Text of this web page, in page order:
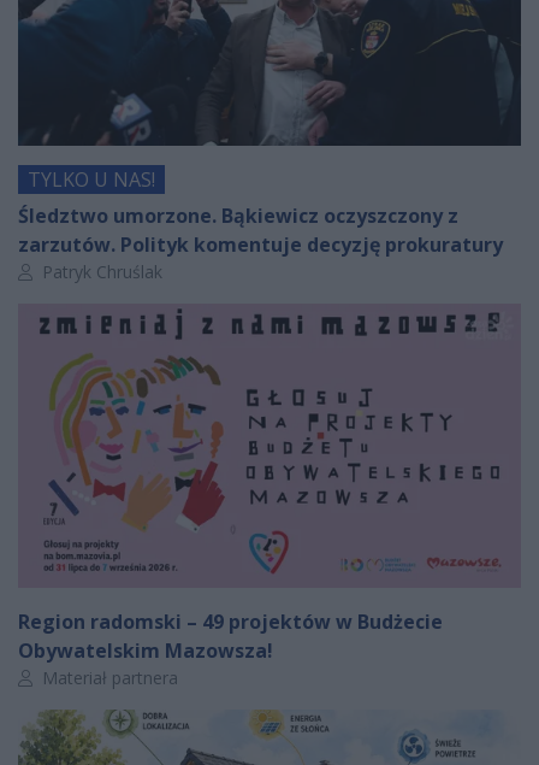
TYLKO U NAS!
Śledztwo umorzone. Bąkiewicz oczyszczony z
zarzutów. Polityk komentuje decyzję prokuratury
Autor artykułu:
Patryk Chruślak
Region radomski – 49 projektów w Budżecie
Obywatelskim Mazowsza!
Autor artykułu:
Materiał partnera